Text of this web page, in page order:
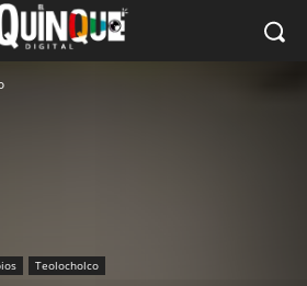
Teolocholco